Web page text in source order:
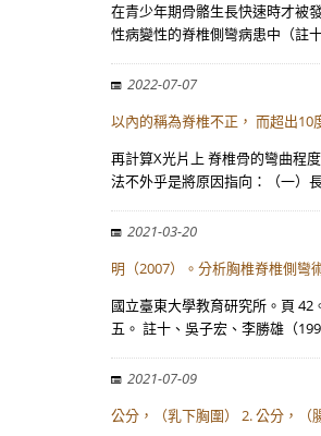
在青少年期骨骼生長快速時才被
性病變性的脊椎側彎病患中（註
2022-07-07
以內的稱為脊椎不正， 而超出
再計算X光片上 脊椎骨的彎曲程
法不外乎是將原因指向：（一）
2021-03-20
明（2007）。分析胸椎脊椎側彎
國立臺東大學教育研究所。頁
五。 註十、吳子宏、李勝雄（
2021-07-09
公分，（乳下胸圍） 2. 公分，（